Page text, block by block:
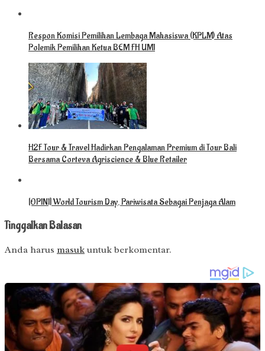
Respon Komisi Pemilihan Lembaga Mahasiswa (KPLM) Atas
Polemik Pemilihan Ketua BEM FH UMI
H2F Tour & Travel Hadirkan Pengalaman Premium di Tour Bali
Bersama Corteva Agriscience & Blue Retailer
[OPINI] World Tourism Day, Pariwisata Sebagai Penjaga Alam
Tinggalkan Balasan
Anda harus masuk untuk berkomentar.